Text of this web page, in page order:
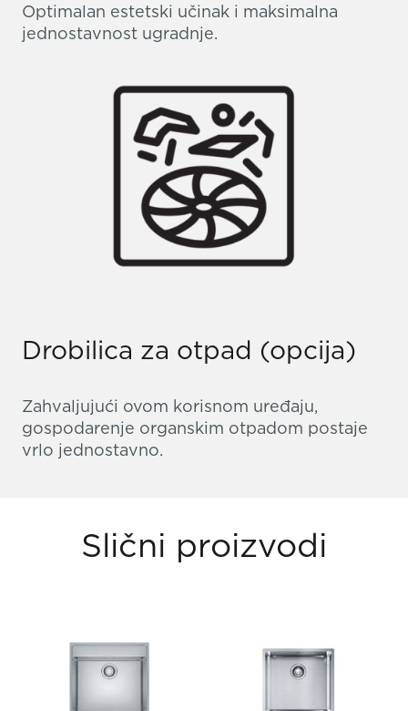
Optimalan estetski učinak i maksimalna
jednostavnost ugradnje.
Drobilica za otpad (opcija)
Zahvaljujući ovom korisnom uređaju,
gospodarenje organskim otpadom postaje
vrlo jednostavno.
Slični proizvodi